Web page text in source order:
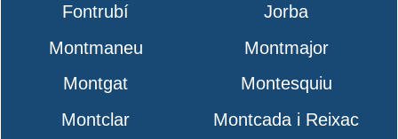
Fontrubí
Jorba
Montmaneu
Montmajor
Montgat
Montesquiu
Montclar
Montcada i Reixac